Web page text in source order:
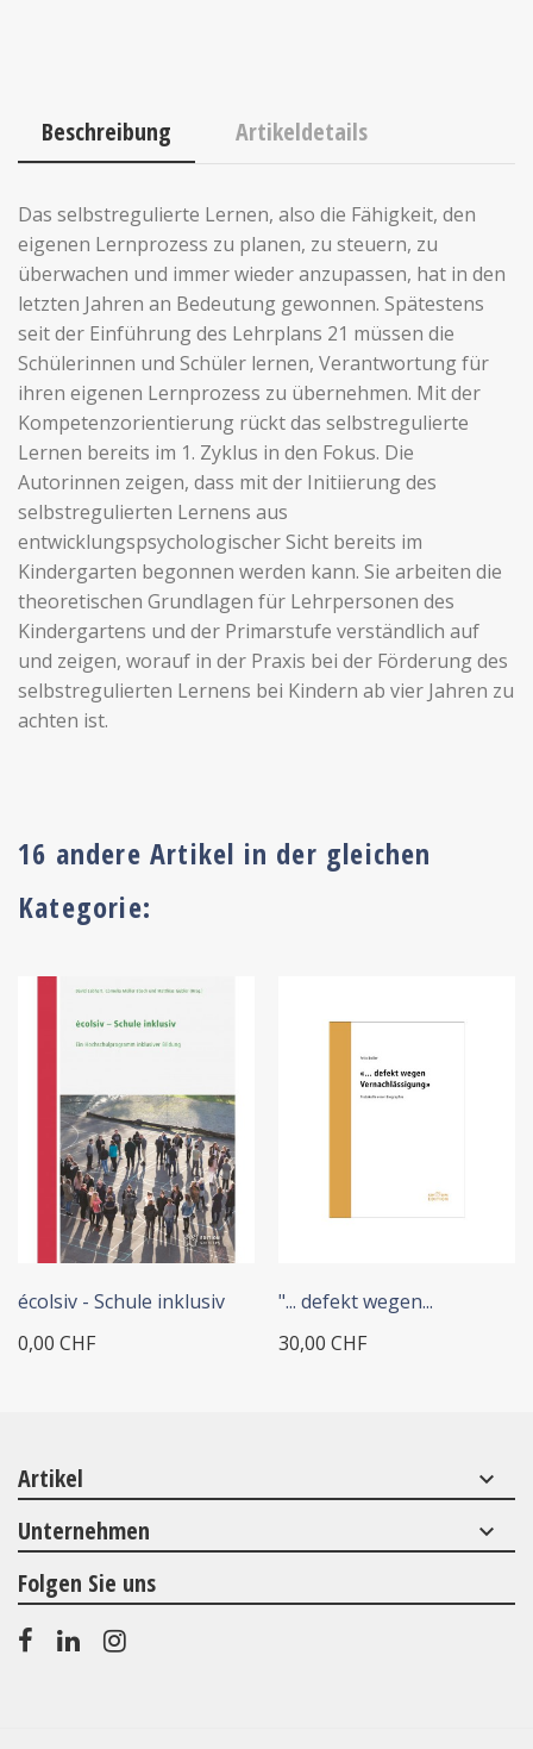
Beschreibung Artikeldetails
Das selbstregulierte Lernen, also die Fähigkeit, den
eigenen Lernprozess zu planen, zu steuern, zu
überwachen und immer wieder anzupassen, hat in den
letzten Jahren an Bedeutung gewonnen. Spätestens
seit der Einführung des Lehrplans 21 müssen die
Schülerinnen und Schüler lernen, Verantwortung für
ihren eigenen Lernprozess zu übernehmen. Mit der
Kompetenzorientierung rückt das selbstregulierte
Lernen bereits im 1. Zyklus in den Fokus. Die
Autorinnen zeigen, dass mit der Initiierung des
selbstregulierten Lernens aus
entwicklungspsychologischer Sicht bereits im
Kindergarten begonnen werden kann. Sie arbeiten die
theoretischen Grundlagen für Lehrpersonen des
Kindergartens und der Primarstufe verständlich auf
und zeigen, worauf in der Praxis bei der Förderung des
selbstregulierten Lernens bei Kindern ab vier Jahren zu
achten ist.
16 andere Artikel in der gleichen
Kategorie:
écolsiv - Schule inklusiv
0,00 CHF
"... defekt wegen...
30,00 CHF
Artikel keyboard_arrow_down
Unternehmen keyboard_arrow_down
Folgen Sie uns